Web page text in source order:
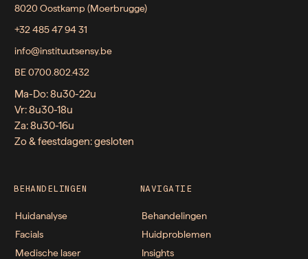
8020 Oostkamp (Moerbrugge)
+32 485 47 94 31
info@instituutsensy.be
BE 0700.802.432
Ma-Do: 8u30-22u
Vr: 8u30-18u
Za: 8u30-16u
Zo & feestdagen: gesloten
BEHANDELINGEN
Huidanalyse
Facials
Medische laser
NAVIGATIE
Behandelingen
Huidproblemen
Insights